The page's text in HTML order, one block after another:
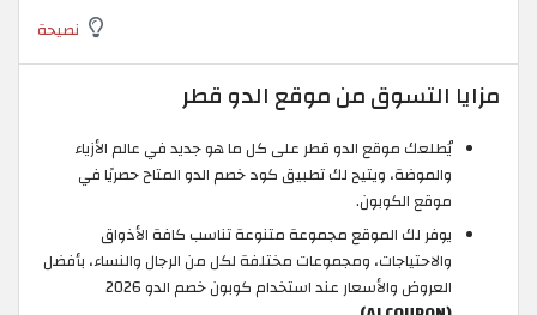
نصيحة
مزايا التسوق من موقع الدو قطر
يُطلعك موقع الدو قطر على كل ما هو جديد في عالم الأزياء
والموضة، ويتيح لك تطبيق كود خصم الدو المتاح حصريًا في
موقع الكوبون.
يوفر لك الموقع مجموعة متنوعة تناسب كافة الأذواق
والاحتياجات، ومجموعات مختلفة لكل من الرجال والنساء، بأفضل
العروض والأسعار عند استخدام كوبون خصم الدو 2026